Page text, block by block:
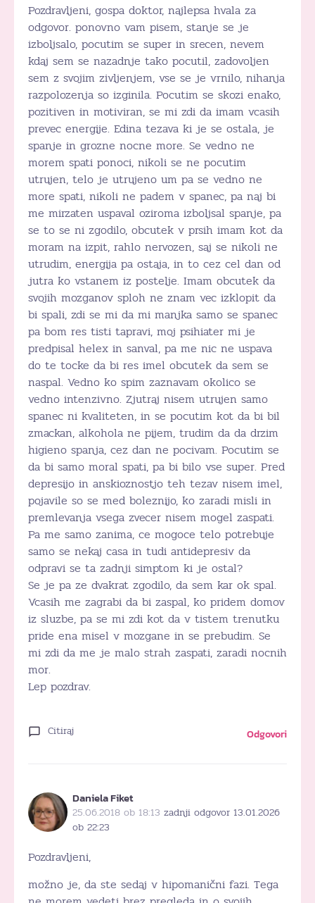
Pozdravljeni, gospa doktor, najlepsa hvala za
odgovor. ponovno vam pisem, stanje se je
izboljsalo, pocutim se super in srecen, nevem
kdaj sem se nazadnje tako pocutil, zadovoljen
sem z svojim zivljenjem, vse se je vrnilo, nihanja
razpolozenja so izginila. Pocutim se skozi enako,
pozitiven in motiviran, se mi zdi da imam vcasih
prevec energije. Edina tezava ki je se ostala, je
spanje in grozne nocne more. Se vedno ne
morem spati ponoci, nikoli se ne pocutim
utrujen, telo je utrujeno um pa se vedno ne
more spati, nikoli ne padem v spanec, pa naj bi
me mirzaten uspaval oziroma izboljsal spanje, pa
se to se ni zgodilo, obcutek v prsih imam kot da
moram na izpit, rahlo nervozen, saj se nikoli ne
utrudim, energija pa ostaja, in to cez cel dan od
jutra ko vstanem iz postelje. Imam obcutek da
svojih mozganov sploh ne znam vec izklopit da
bi spali, zdi se mi da mi manjka samo se spanec
pa bom res tisti tapravi, moj psihiater mi je
predpisal helex in sanval, pa me nic ne uspava
do te tocke da bi res imel obcutek da sem se
naspal. Vedno ko spim zaznavam okolico se
vedno intenzivno. Zjutraj nisem utrujen samo
spanec ni kvaliteten, in se pocutim kot da bi bil
zmackan, alkohola ne pijem, trudim da da drzim
higieno spanja, cez dan ne pocivam. Pocutim se
da bi samo moral spati, pa bi bilo vse super. Pred
depresijo in anskioznostjo teh tezav nisem imel,
pojavile so se med boleznijo, ko zaradi misli in
premlevanja vsega zvecer nisem mogel zaspati.
Pa me samo zanima, ce mogoce telo potrebuje
samo se nekaj casa in tudi antidepresiv da
odpravi se ta zadnji simptom ki je ostal?
Se je pa ze dvakrat zgodilo, da sem kar ok spal.
Vcasih me zagrabi da bi zaspal, ko pridem domov
iz sluzbe, pa se mi zdi kot da v tistem trenutku
pride ena misel v mozgane in se prebudim. Se
mi zdi da me je malo strah zaspati, zaradi nocnih
mor.
Lep pozdrav.
Citiraj Odgovori
Daniela Fiket
25.06.2018 ob 18:13 zadnji odgovor 13.01.2026
ob 22:23
Pozdravljeni,
možno je, da ste sedaj v hipomanični fazi. Tega